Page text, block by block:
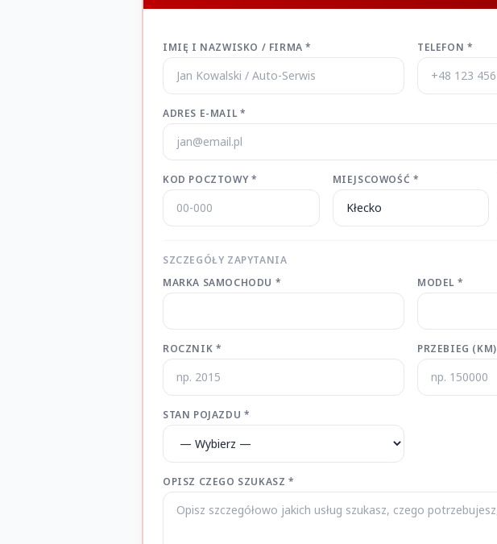
IMIĘ I NAZWISKO / FIRMA * TELEFON *
ADRES E-MAIL *
KOD POCZTOWY * MIEJSCOWOŚĆ *
SZCZEGÓŁY ZAPYTANIA
MARKA SAMOCHODU *
MODEL *
ROCZNIK * PRZEBIEG (KM)
STAN POJAZDU *
OPISZ CZEGO SZUKASZ *